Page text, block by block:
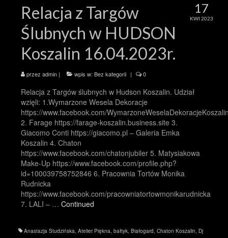
17
KWI 2023
Relacja z Targów
Ślubnych w HUDSON
Koszalin 16.04.2023r.
przez admin | wpis w: Bez kategorii | 0
Relacja z Targów ślubnych w Hudson Koszalin. Udział
wzięli: 1.Wymarzone Wesela Dekoracje
https://www.facebook.com/
2. Farage https://farage-koszalin.business.site 3.
Giacomo Conti https://giacomo.pl – Galeria Emka
Koszalin 4. Chaton
https://www.facebook.com/chatonjubiler 5. Matysiakowa
Make-Up https://www.facebook.com/profile.php?
id=100039758752846 6. Pracownia Tortów Monika
Rudnicka
https://www.facebook.com/pracowniatortowmonikarudnicka
7. LALI – … Continued
Anastazja Studzińska, Atelier Piękna, bałtyk, Białogard, Chaton Koszalin, Dj